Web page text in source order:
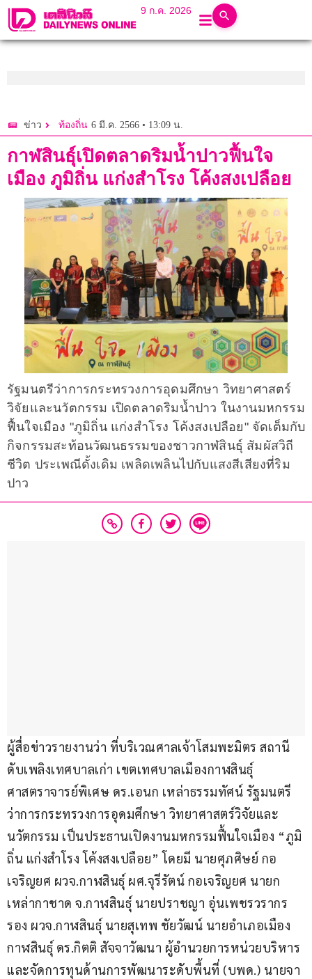
9 ก.ค. 2026
ข่าว ท้องถิ่น 6 มี.ค. 2566 • 13:09 น.
กาฬสินธุ์เปิดตลาดริมน้ำปาวฟื้นใจ
เมือง ภูมิถิ่น แก่งสำโรง โค้งสงเปลือย
รัฐมนตรีว่าการกระทรวงการอุดมศึกษา วิทยาศาสตร์
วิจัยและนวัตกรรม เปิดตลาดริมน้ำปาว ในงานมหกรรม
ฟื้นใจเมือง "ภูมิถิ่น แก่งสำโรง โค้งสงเปลือย" จัดเต็มกับ
กิจกรรมสะท้อนวัฒนธรรมของชาวกาฬสินธุ์ สัมผัสวิถี
ชีวิต ประเพณีดั้งเดิม เพลิดเพลินไปกับแสงสีเสียงที่ริม
ปาว
ผู้​สื่อข่าว​รายงาน​ว่า​ ที่บริเวณศาลเจ้าโสมพะมิตร สถานี
ดับเพลิงเทศบาลเก่า เขตเทศบาลเมืองกาฬสินธุ์
ศาสตราจารย์พิเศษ ดร.เอนก เหล่าธรรมทัศน์ รัฐมนตรี
ว่าการกระทรวงการอุดมศึกษา วิทยาศาสตร์วิจัยและ
นวัตกรรม เป็นประธานเปิดงานมหกรรมฟื้นใจเมือง “ภูมิ
ถิ่น แก่งสำโรง โค้งสงเปลือย” โดยมี นายศุภศิษย์ กอ
เจริญยศ ผวจ.กาฬสินธุ์ ผศ.จุรีรัตน์ กอเจริญยศ นายก
เหล่ากาชาด จ.กาฬสินธุ์ นายปราชญา อุ่นเพชรวรากร
รอง ผวจ.กาฬสินธุ์ นายสุเทพ ชัยวัฒน์ นายอำเภอเมือง
กาฬสินธุ์ ดร.กิตติ สัจจาวัฒนา ผู้อำนวยการหน่วยบริหาร
และจัดการทุนด้านการพัฒนาระดับพื้นที่ (บพด.) นายจา